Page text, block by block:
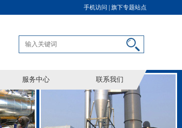
旗下专题站点
手机访问 |
服务中心 联系我们